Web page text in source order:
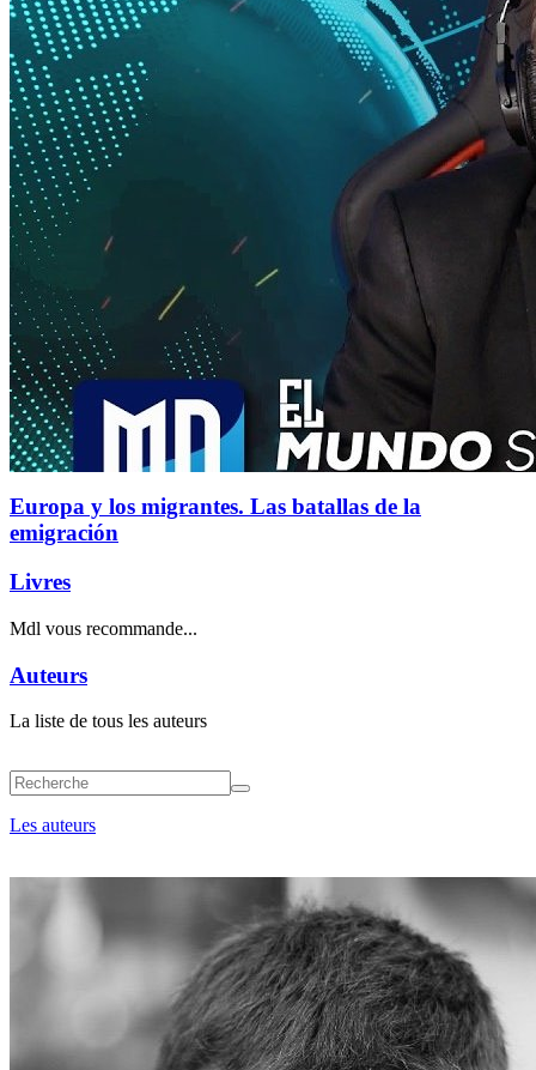
Europa y los migrantes. Las batallas de la
emigración
Livres
Mdl vous recommande...
Auteurs
La liste de tous les auteurs
Les auteurs